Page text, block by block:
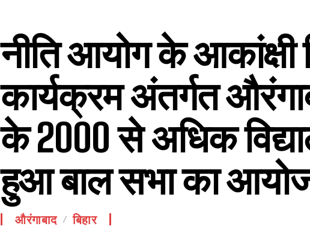
SEE PRICING
नीति आयोग के आकांक्षी
कार्यक्रम अंतर्गत
के 2000 से अधिक
हुआ बाल सभा का
औरंगाबाद बिहार